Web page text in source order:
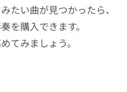
たい曲が見つかったら、
を購入できます。
てみましょう。